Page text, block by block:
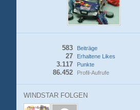
Beiträge
583
Erhaltene Likes
27
Punkte
3.117
Profil-Aufrufe
86.452
WINDSTAR FOLGEN